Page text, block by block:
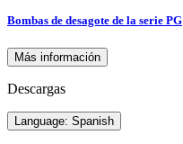
Bombas de desagote de la serie PG
Más información
Descargas
Language: Spanish